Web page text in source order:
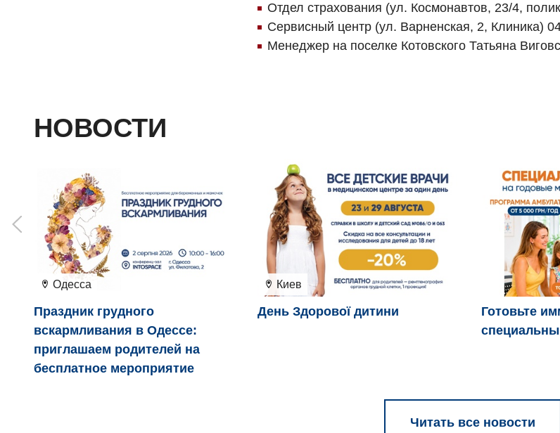
Отдел страхования (ул. Космонавтов, 23/4,
Сервисный центр (ул. Варненская, 2, Клиника)
Менеджер на поселке Котовского Татьяна
НОВОСТИ
Одесса
Праздник грудного
вскармливания в Одессе:
приглашаем родителей на
бесплатное мероприятие
Киев
День Здорової дитини
Готовьте
Читать все новости